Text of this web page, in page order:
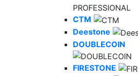
CTM
Deestone
DOUBLECOIN
FIRESTONE